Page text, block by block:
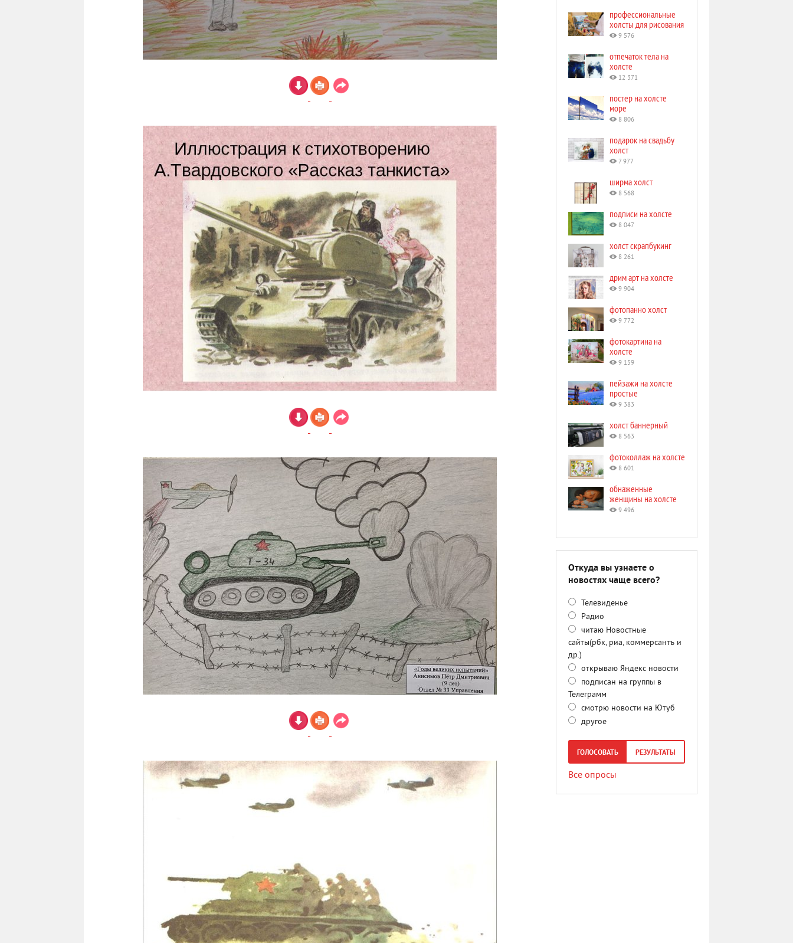
профессиональные
холсты для рисования
9 576
отпечаток тела на
холсте
12 371
постер на холсте
море
8 806
подарок на свадьбу
холст
7 977
ширма холст
8 568
подписи на холсте
8 047
холст скрапбукинг
8 261
дрим арт на холсте
9 904
фотопанно холст
9 772
фотокартина на
холсте
9 159
пейзажи на холсте
простые
9 383
холст баннерный
8 563
фотоколлаж на холсте
8 601
обнаженные
женщины на холсте
9 496
Откуда вы узнаете о
новостях чаще всего?
Телевиденье
Радио
читаю Новостные
сайты(рбк, риа, коммерсантъ и
др.)
открываю Яндекс новости
подписан на группы в
Телеграмм
смотрю новости на Ютуб
другое
ГОЛОСОВАТЬ РЕЗУЛЬТАТЫ
Все опросы